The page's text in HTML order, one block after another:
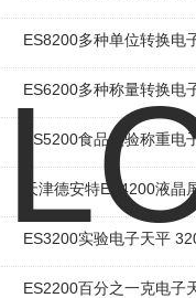
ES8200多种单位转换电
ES6200多种称量转换电
ES5200食品实验称重电
天津德安特ES4200液晶
ES3200实验电子天平
ES2200百分之一克电子